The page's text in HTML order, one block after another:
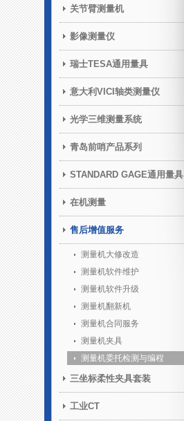
关节臂测量机
影像测量仪
瑞士TESA通用量具
意大利VICI轴类测量仪
光学三维测量系统
青岛前哨产品系列
STANDARD GAGE通用量具
在机测量
售后增值服务
测量机大修改造
测量机软件维护
测量机软件升级
测量机翻新机
测量机合同服务
测量机夹具
测量机委托检测与编程
三坐标柔性夹具套装
工业CT